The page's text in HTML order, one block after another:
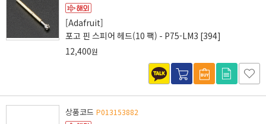
[Adafruit]
포고 핀 스피어 헤드(10 팩) - P75-LM3 [394]
12,400원
상품코드 P013153882